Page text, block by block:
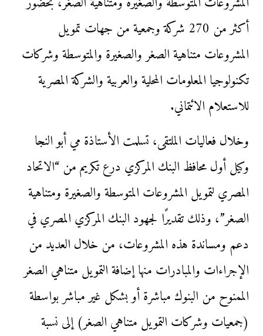
أكثر من 270 شركة وجمعية من جهات تمويل
المشروعات متناهية الصغر والصغيرة والمتوسطة وشركات
تكنولوجيا المعلومات المحلية والعربية والشركة المصرية
للاستعلام الائتماني.
وخلال فعاليات الملتقى، تسلمت الأستاذة مي أبو النجا
وكيل أول محافظ البنك المركزي درع تكريم من “الاتحاد
المصري لتمويل المشروعات المتوسطة والصغيرة ومتناهية
الصغر”، وذلك تقديرًا لجهود البنك المركزي المصري في
دعم ومساندة هذه المشروعات، من خلال العديد من
الإجراءات والمبادرات منها إضافة التمويل متناهي الصغر
الممنوح من البنوك مباشرة أو بشكل غير مباشر بواسطة
(جمعيات وشركات التمويل متناهي الصغر) إلى نسبة